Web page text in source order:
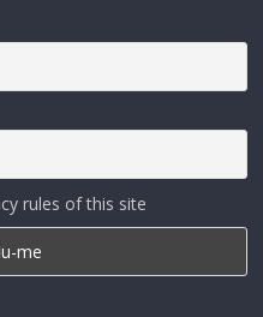
rules of this site